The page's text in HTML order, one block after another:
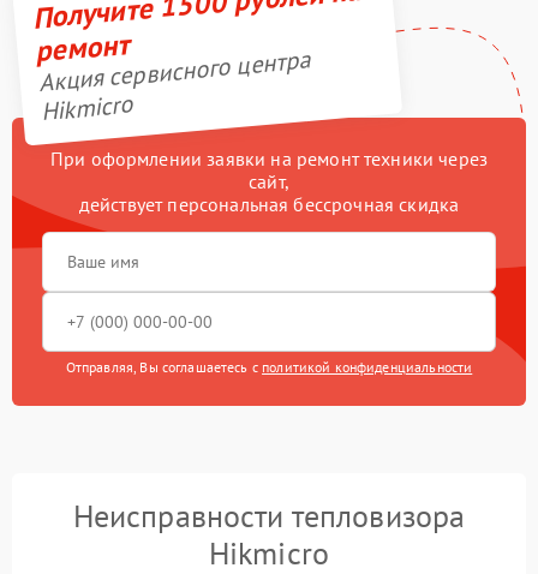
ремонт
Акция сервисного центра
Hikmicro
При оформлении заявки на ремонт техники через
сайт,
действует персональная бессрочная скидка
Отправляя, Вы соглашаетесь с политикой конфиденциальности
Неисправности тепловизора
Hikmicro